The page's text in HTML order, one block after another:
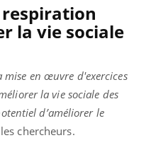
respiration
la vie sociale
mise en œuvre d'exercices
la vie sociale des
d’améliorer le
chercheurs.